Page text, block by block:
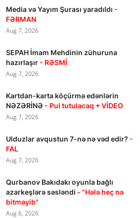
Media və Yayım Şurası yaradıldı -
FƏRMAN
Aug 7, 2026
SEPAH İmam Mehdinin zühuruna
hazırlaşır - RƏSMİ
Aug 7, 2026
Kartdan-karta köçürmə edənlərin
NƏZƏRİNƏ - Pul tutulacaq + VİDEO
Aug 7, 2026
Ulduzlar avqustun 7-nə nə vəd edir? -
FAL
Aug 7, 2026
Qurbanov Bakıdakı oyunla bağlı
azarkeşlərə səsləndi - "Hələ heç nə
bitməyib"
Aug 6, 2026